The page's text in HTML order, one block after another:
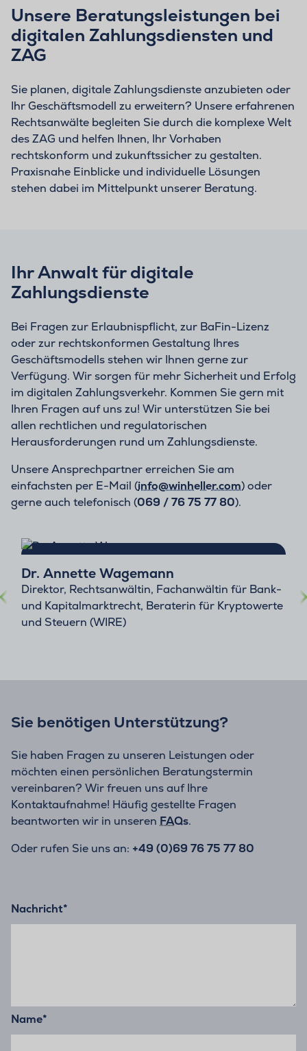
Unsere Beratungsleistungen bei
digitalen Zahlungsdiensten und
ZAG
Sie planen, digitale Zahlungsdienste anzubieten oder
Ihr Geschäftsmodell zu erweitern? Unsere erfahrenen
Rechtsanwälte begleiten Sie durch die komplexe Welt
des ZAG und helfen Ihnen, Ihr Vorhaben
rechtskonform und zukunftssicher zu gestalten.
Praxisnahe Einblicke und individuelle Lösungen
stehen dabei im Mittelpunkt unserer Beratung.
Ihr Anwalt für digitale
Zahlungsdienste
Bei Fragen zur Erlaubnispflicht, zur BaFin-Lizenz
oder zur rechtskonformen Gestaltung Ihres
Geschäftsmodells stehen wir Ihnen gerne zur
Verfügung. Wir sorgen für mehr Sicherheit und Erfolg
im digitalen Zahlungsverkehr. Kommen Sie gern mit
Ihren Fragen auf uns zu! Wir unterstützen Sie bei
allen rechtlichen und regulatorischen
Herausforderungen rund um Zahlungsdienste.
Unsere Ansprechpartner erreichen Sie am
einfachsten per E-Mail (info@winheller.com) oder
gerne auch telefonisch (069 / 76 75 77 80).
Dr. Annette Wagemann
Direktor, Rechtsanwältin, Fachanwältin für Bank-
und Kapitalmarktrecht, Beraterin für Kryptowerte
und Steuern (WIRE)
Sie benötigen Unterstützung?
Sie haben Fragen zu unseren Leistungen oder
möchten einen persönlichen Beratungstermin
vereinbaren? Wir freuen uns auf Ihre
Kontaktaufnahme! Häufig gestellte Fragen
beantworten wir in unseren FAQs.
Oder rufen Sie uns an: +49 (0)69 76 75 77 80
Nachricht*
Name*